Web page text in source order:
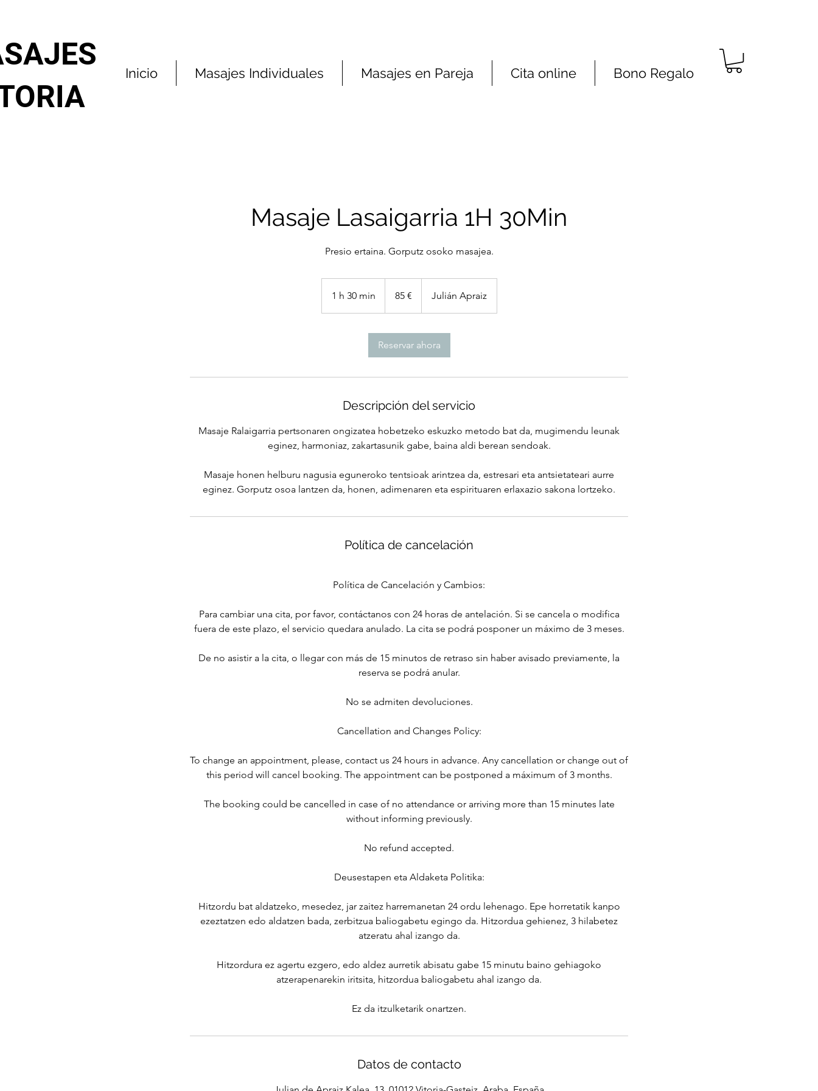
Inicio Masajes Individuales Masajes en Pareja Cita online Bono Regalo
Masaje Lasaigarria 1H 30Min
Presio ertaina. Gorputz osoko masajea.
1 h 30 min
0
n
85 € Julián Apraiz
Reservar ahora
Descripción del servicio
Masaje Ralaigarria pertsonaren ongizatea hobetzeko eskuzko metodo bat da, mugimendu leunak
eginez, harmoniaz, zakartasunik gabe, baina aldi berean sendoak.
Masaje honen helburu nagusia eguneroko tentsioak arintzea da, estresari eta antsietateari aurre
eginez. Gorputz osoa lantzen da, honen, adimenaren eta espirituaren erlaxazio sakona lortzeko.
Política de cancelación
Política de Cancelación y Cambios:
Para cambiar una cita, por favor, contáctanos con 24 horas de antelación. Si se cancela o modifica
fuera de este plazo, el servicio quedara anulado. La cita se podrá posponer un máximo de 3 meses.
De no asistir a la cita, o llegar con más de 15 minutos de retraso sin haber avisado previamente, la
reserva se podrá anular.
No se admiten devoluciones.
Cancellation and Changes Policy:
To change an appointment, please, contact us 24 hours in advance. Any cancellation or change out of
this period will cancel booking. The appointment can be postponed a máximum of 3 months.
The booking could be cancelled in case of no attendance or arriving more than 15 minutes late
without informing previously.
No refund accepted.
Deusestapen eta Aldaketa Politika:
Hitzordu bat aldatzeko, mesedez, jar zaitez harremanetan 24 ordu lehenago. Epe horretatik kanpo
ezeztatzen edo aldatzen bada, zerbitzua baliogabetu egingo da. Hitzordua gehienez, 3 hilabetez
atzeratu ahal izango da.
Hitzordura ez agertu ezgero, edo aldez aurretik abisatu gabe 15 minutu baino gehiagoko
atzerapenarekin iritsita, hitzordua baliogabetu ahal izango da.
Datos de contacto